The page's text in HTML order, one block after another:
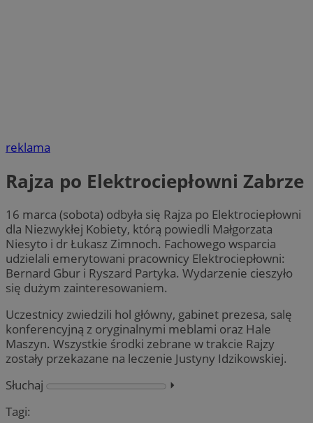
reklama
Rajza po Elektrociepłowni Zabrze
16 marca (sobota) odbyła się Rajza po Elektrociepłowni
dla Niezwykłej Kobiety, którą powiedli Małgorzata
Niesyto i dr Łukasz Zimnoch. Fachowego wsparcia
udzielali emerytowani pracownicy Elektrociepłowni:
Bernard Gbur i Ryszard Partyka. Wydarzenie cieszyło
się dużym zainteresowaniem.
Uczestnicy zwiedzili hol główny, gabinet prezesa, salę
konferencyjną z oryginalnymi meblami oraz Hale
Maszyn. Wszystkie środki zebrane w trakcie Rajzy
zostały przekazane na leczenie Justyny Idzikowskiej.
Słuchaj
⏵︎
Tagi: